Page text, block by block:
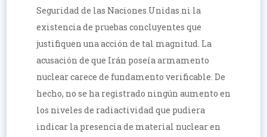
Seguridad de las Naciones Unidas ni la
existencia de pruebas concluyentes que
justifiquen una acción de tal magnitud. La
acusación de que Irán poseía armamento
nuclear carece de fundamento verificable. De
hecho, no se ha registrado ningún aumento en
los niveles de radiactividad que pudiera
indicar la presencia de material nuclear en